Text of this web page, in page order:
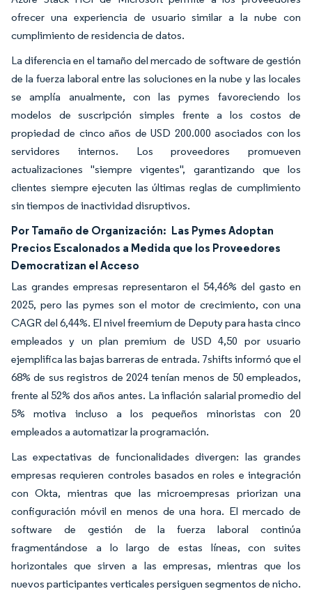
ofrecer una experiencia de usuario similar a la nube con
cumplimiento de residencia de datos.
La diferencia en el tamaño del mercado de software de gestión
de la fuerza laboral entre las soluciones en la nube y las locales
se amplía anualmente, con las pymes favoreciendo los
modelos de suscripción simples frente a los costos de
propiedad de cinco años de USD 200.000 asociados con los
servidores internos. Los proveedores promueven
actualizaciones "siempre vigentes", garantizando que los
clientes siempre ejecuten las últimas reglas de cumplimiento
sin tiempos de inactividad disruptivos.
Por Tamaño de Organización: Las Pymes Adoptan
Precios Escalonados a Medida que los Proveedores
Democratizan el Acceso
Las grandes empresas representaron el 54,46% del gasto en
2025, pero las pymes son el motor de crecimiento, con una
CAGR del 6,44%. El nivel freemium de Deputy para hasta cinco
empleados y un plan premium de USD 4,50 por usuario
ejemplifica las bajas barreras de entrada. 7shifts informó que el
68% de sus registros de 2024 tenían menos de 50 empleados,
frente al 52% dos años antes. La inflación salarial promedio del
5% motiva incluso a los pequeños minoristas con 20
empleados a automatizar la programación.
Las expectativas de funcionalidades divergen: las grandes
empresas requieren controles basados en roles e integración
con Okta, mientras que las microempresas priorizan una
configuración móvil en menos de una hora. El mercado de
software de gestión de la fuerza laboral continúa
fragmentándose a lo largo de estas líneas, con suites
horizontales que sirven a las empresas, mientras que los
nuevos participantes verticales persiguen segmentos de nicho.